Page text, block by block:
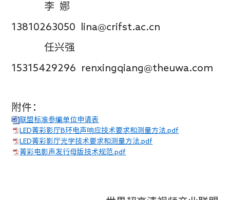
李 娜
13810263050
lina@crifst.ac.cn
任兴强
15315429296
renxingqiang@theuwa.com
附件：
联盟标准参编单位申请表
LED菁彩影厅B环电声响应技术要求和测量方法.pdf
LED菁彩影厅光学技术要求和测量方法.pdf
菁彩电影声发行母版技术规范.pdf